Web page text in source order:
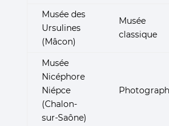
Musée des
Ursulines
(Mâcon)
Musée
classique
Musée
Nicéphore
Niépce
(Chalon-
sur-Saône)